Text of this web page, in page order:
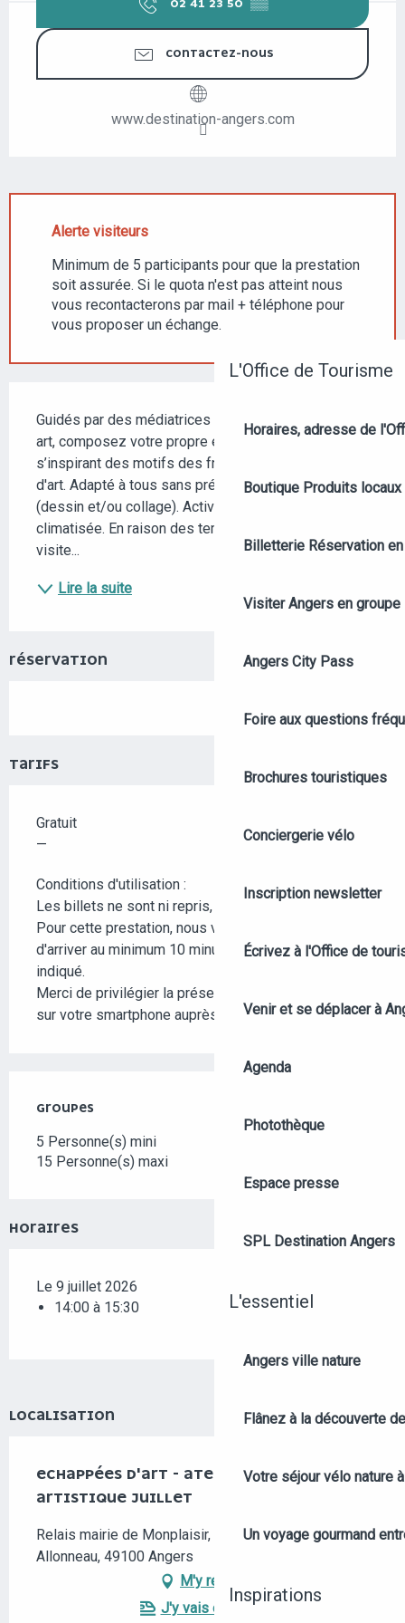
L'Office de Tourisme
Horaires, adresse de
Boutique Produits
Billetterie Réservation
Visiter Angers en groupe
Angers City Pass
Foire aux questions
Brochures touristiques
Conciergerie vélo
Inscription newsletter
Écrivez à l'Office de
Venir et se déplacer à
Agenda
Photothèque
Espace presse
SPL Destination Angers
L'essentiel
Angers ville nature
Flânez à la découverte
Votre séjour vélo nature
Un voyage gourmand
Inspirations
02 41 23 50 ▒▒
CONTACTEZ-NOUS
www.destination-angers.com
Alerte visiteurs
Minimum de 5 participants pour que la prestation
soit assurée. Si le quota n'est pas atteint nous
vous recontacterons par mail + téléphone pour
vous proposer un échange.
Guidés par des médiatrices passionnées de street
art, composez votre propre esquisse sur papier en
s’inspirant des motifs des fresques échappées
d'art. Adapté à tous sans prérequis artistique
(dessin et/ou collage). Activité dans une salle
climatisée. En raison des température annoncées, la
visite...
Lire la suite
RÉSERVATION
TARIFS
Gratuit
—
Conditions d'utilisation :
Les billets ne sont ni repris, ni échangés.
Pour cette prestation, nous vous conseillons
d'arriver au minimum 10 minutes avant l'horaire
indiqué.
Merci de privilégier la présentation de votre billet
sur votre smartphone auprès des organisateurs.
GROUPES
GROUPES
5 Personne(s) mini
15 Personne(s) maxi
HORAIRES
Le 9 juillet 2026
14:00 à 15:30
LOCALISATION
ECHAPPÉES D'ART - ATELIER DE PRATIQUE
ARTISTIQUE JUILLET
Relais mairie de Monplaisir, 2 bis boulevard Auguste
Allonneau, 49100 Angers
M'y rendre
J'y vais en train !